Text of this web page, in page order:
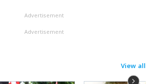
Advertisement
Advertisement
View all